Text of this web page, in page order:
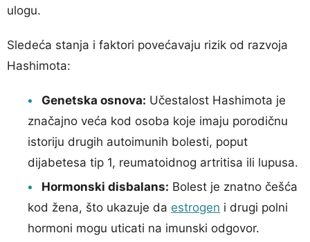
ulogu.
Sledeća stanja i faktori povećavaju rizik od razvoja
Hashimota:
Genetska osnova: Učestalost Hashimota je
značajno veća kod osoba koje imaju porodičnu
istoriju drugih autoimunih bolesti, poput
dijabetesa tip 1, reumatoidnog artritisa ili lupusa.
Hormonski disbalans: Bolest je znatno češća
kod žena, što ukazuje da estrogen i drugi polni
hormoni mogu uticati na imunski odgovor.